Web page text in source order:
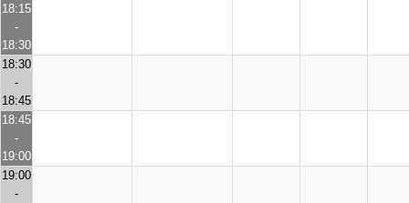
18:15
-
18:30
18:30
-
18:45
18:45
-
19:00
19:00
-